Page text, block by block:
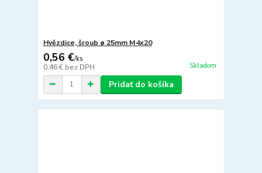
Hvězdice, šroub ø 25mm M4x20
0,56 €/ks
0,46 € bez DPH Skladom
Pridať do košíka